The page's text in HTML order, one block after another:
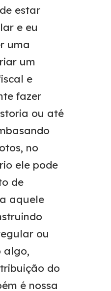
estar
e eu
uma
um
e
fazer
ou até
no
ele pode
de
aquele
ou
algo,
do
é nossa